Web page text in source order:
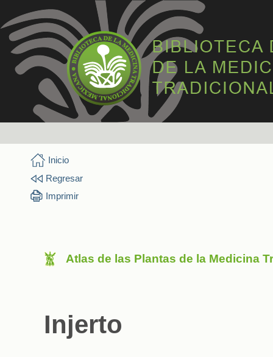
Inicio
Regresar
Imprimir
Atlas de las Plantas de la Medicina
Injerto